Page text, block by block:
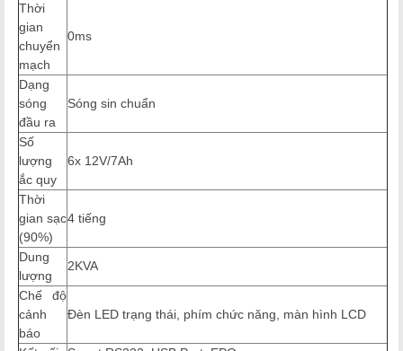
Thời
gian
chuyển
mạch
0ms
Dạng
sóng
đầu ra
Sóng sin chuẩn
Số
lượng
ắc quy
6x 12V/7Ah
Thời
gian sạc
(90%)
4 tiếng
Dung
lượng
2KVA
Chế độ
cảnh
báo
Đèn LED trạng thái, phím chức năng, màn hình LCD